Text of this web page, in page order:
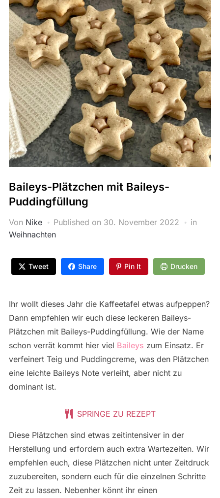
Baileys-Plätzchen mit Baileys-
Puddingfüllung
Von Nike Published on 30. November 2022
in
Weihnachten
Tweet Share Pin It Drucken
Ihr wollt dieses Jahr die Kaffeetafel etwas aufpeppen?
Dann empfehlen wir euch diese leckeren Baileys-
Plätzchen mit Baileys-Puddingfüllung. Wie der Name
schon verrät kommt hier viel Baileys zum Einsatz. Er
verfeinert Teig und Puddingcreme, was den Plätzchen
eine leichte Baileys Note verleiht, aber nicht zu
dominant ist.
SPRINGE ZU REZEPT
Diese Plätzchen sind etwas zeitintensiver in der
Herstellung und erfordern auch extra Wartezeiten. Wir
empfehlen euch, diese Plätzchen nicht unter Zeitdruck
zuzubereiten, sondern euch für die einzelnen Schritte
Zeit zu lassen. Nebenher könnt ihr einen